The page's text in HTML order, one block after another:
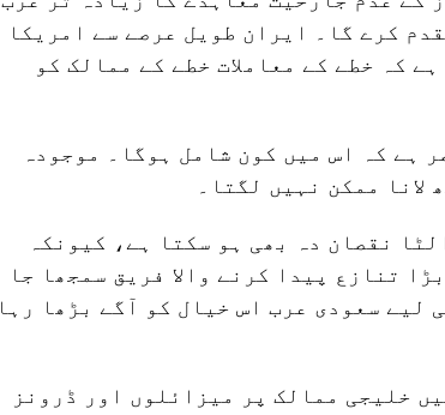
کرے گا۔ ایران طویل عرصے سے امریکا
کہ خطے کے معاملات خطے کے ممالک کو
ہے کہ اس میں کون شامل ہوگا۔ موجودہ
لانا ممکن نہیں لگتا۔
نقصان دہ بھی ہو سکتا ہے، کیونکہ
تنازع پیدا کرنے والا فریق سمجھا جا
لیے سعودی عرب اس خیال کو آگے بڑھا رہا
خلیجی ممالک پر میزائلوں اور ڈرونز